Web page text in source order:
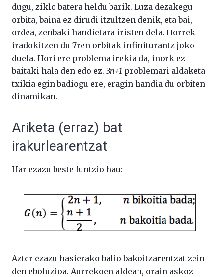
dugu, ziklo batera heldu barik. Luza dezakegu
orbita, baina ez dirudi itzultzen denik, eta bai,
ordea, zenbaki handietara iristen dela. Horrek
iradokitzen du 7ren orbitak infiniturantz joko
duela. Hori ere problema irekia da, inork ez
baitaki hala den edo ez. 3n+1 problemari aldaketa
txikia egin badiogu ere, eragin handia du orbiten
dinamikan.
Ariketa (erraz) bat
irakurlearentzat
Har ezazu beste funtzio hau:
Azter ezazu hasierako balio bakoitzarentzat zein
den eboluzioa. Aurrekoen aldean, orain askoz